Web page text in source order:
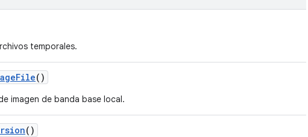
temporales.
File()
imagen de banda base local.
()